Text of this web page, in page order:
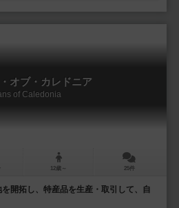
オブ・カレドニア
of Caledonia
12歳～ 25件
開拓し、特産品を生産・取引して、自